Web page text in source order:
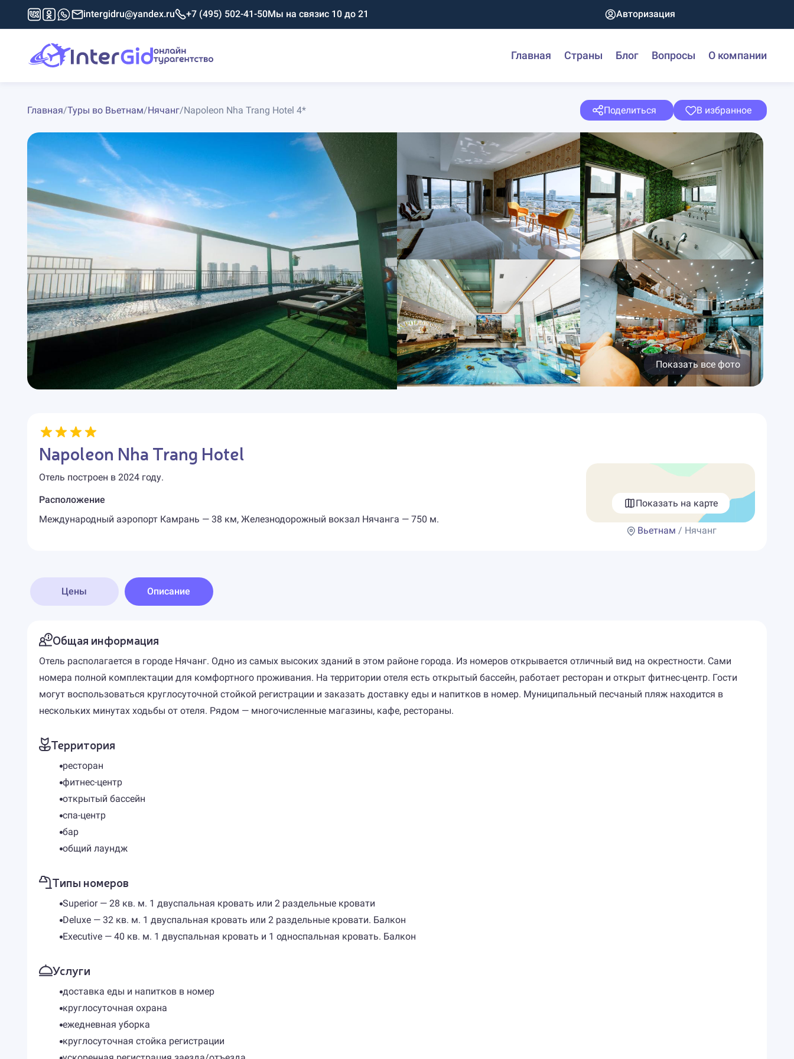
intergidru@yandex.ru +7 (495) 502-41-50Мы на связис 10 до 21 Авторизация
Главная Страны Блог Вопросы О компании
Главная/Туры во Вьетнам/Нячанг/Napoleon Nha Trang Hotel 4* Поделиться В избранное
Показать все фото
Napoleon Nha Trang Hotel
Отель построен в 2024 году.
Расположение
Международный аэропорт Камрань — 38 км, Железнодорожный вокзал Нячанга — 750 м.
Показать на карте
Вьетнам / Нячанг
Цены Описание
Общая информация
Отель располагается в городе Нячанг. Одно из самых высоких зданий в этом районе города. Из номеров открывается отличный вид на окрестности. Сами
номера полной комплектации для комфортного проживания. На территории отеля есть открытый бассейн, работает ресторан и открыт фитнес-центр. Гости
могут воспользоваться круглосуточной стойкой регистрации и заказать доставку еды и напитков в номер. Муниципальный песчаный пляж находится в
нескольких минутах ходьбы от отеля. Рядом — многочисленные магазины, кафе, рестораны.
Территория
ресторан
фитнес-центр
открытый бассейн
спа-центр
бар
общий лаундж
Типы номеров
Superior — 28 кв. м. 1 двуспальная кровать или 2 раздельные кровати
Deluxe — 32 кв. м. 1 двуспальная кровать или 2 раздельные кровати. Балкон
Executive — 40 кв. м. 1 двуспальная кровать и 1 односпальная кровать. Балкон
Услуги
доставка еды и напитков в номер
круглосуточная охрана
ежедневная уборка
круглосуточная стойка регистрации